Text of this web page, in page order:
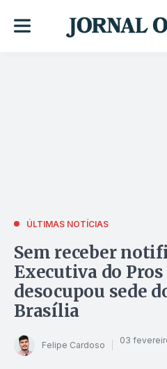
ÚLTIMAS NOTÍCIAS
Sem receber
Executiva do
desocupou sede
Brasília
Felipe Cardoso 03